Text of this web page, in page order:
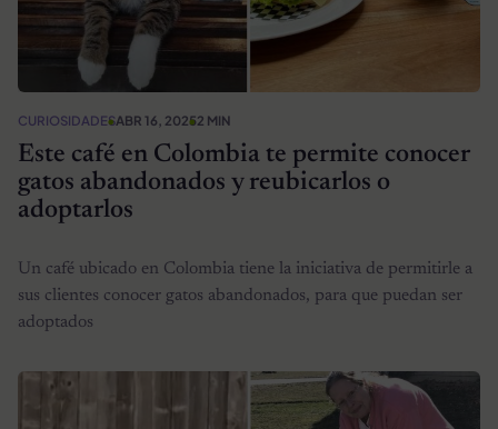
CURIOSIDADESABR 16, 20252 MIN
Este café en Colombia te permite conocer
gatos abandonados y reubicarlos o
adoptarlos
Un café ubicado en Colombia tiene la iniciativa de permitirle a
sus clientes conocer gatos abandonados, para que puedan ser
adoptados